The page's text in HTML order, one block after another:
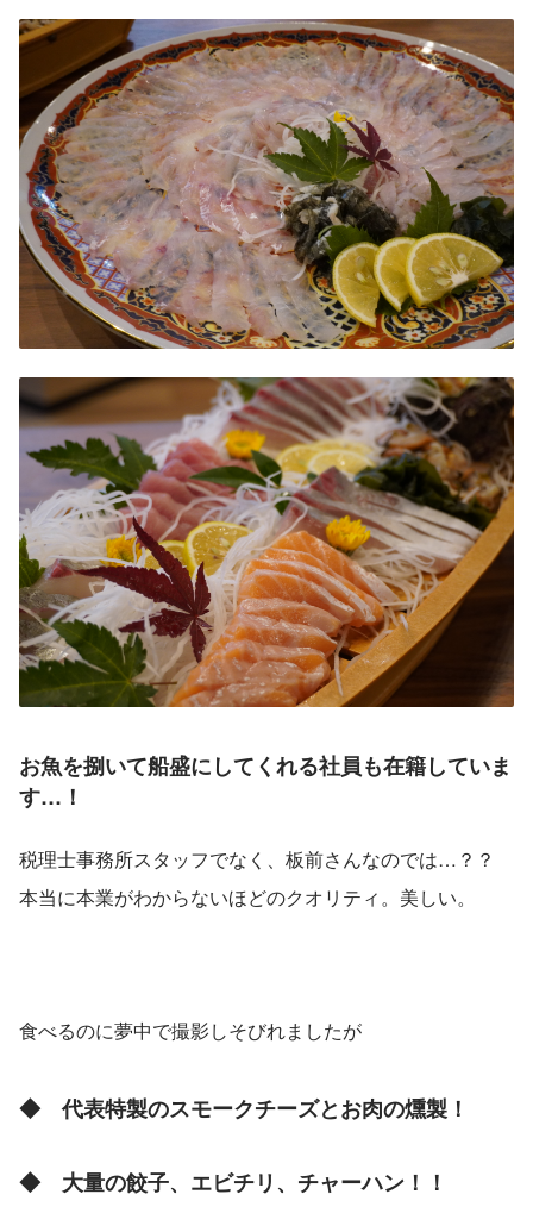
お魚を捌いて船盛にしてくれる社員も在籍していま
す…！
税理士事務所スタッフでなく、板前さんなのでは…？？
本当に本業がわからないほどのクオリティ。美しい。
食べるのに夢中で撮影しそびれましたが
◆　代表特製のスモークチーズとお肉の燻製！
◆　大量の餃子、エビチリ、チャーハン！！